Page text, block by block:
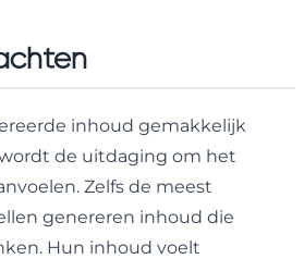
inhoud gemakkelijk
de uitdaging om het
Zelfs de meest
genereren inhoud die
Hun inhoud voelt